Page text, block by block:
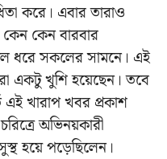
করে। এবার তারাও
কেন বারবার
ধরে সকলের সামনে। এই
একটু খুশি হয়েছেন। তবে
খারাপ খবর প্রকাশ
অভিনয়কারী
হয়ে পড়েছিলেন।